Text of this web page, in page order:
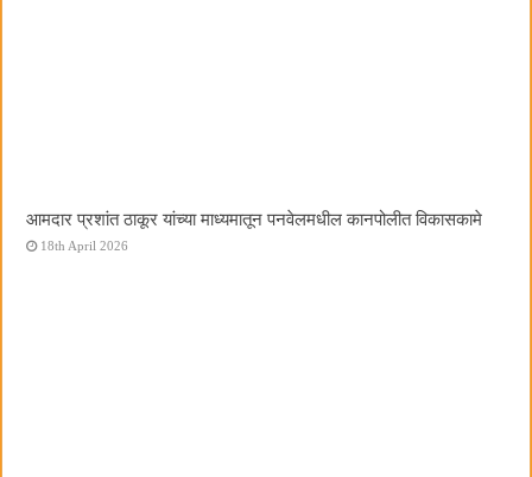
आमदार प्रशांत ठाकूर यांच्या माध्यमातून पनवेलमधील कानपोलीत विकासकामे
18th April 2026